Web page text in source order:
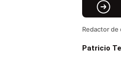
Redactor
Patricio